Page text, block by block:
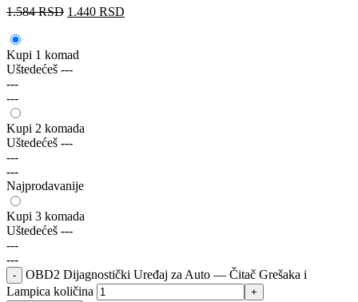
1.584RSD 1.440 RSD
Kupi 1 komad
Uštedećeš ---
---
---
Kupi 2 komada
Uštedećeš ---
---
---
Najprodavanije
Kupi 3 komada
Uštedećeš ---
---
---
OBD2 Dijagnostički Uređaj za Auto — Čitač Grešaka i
Lampica količina